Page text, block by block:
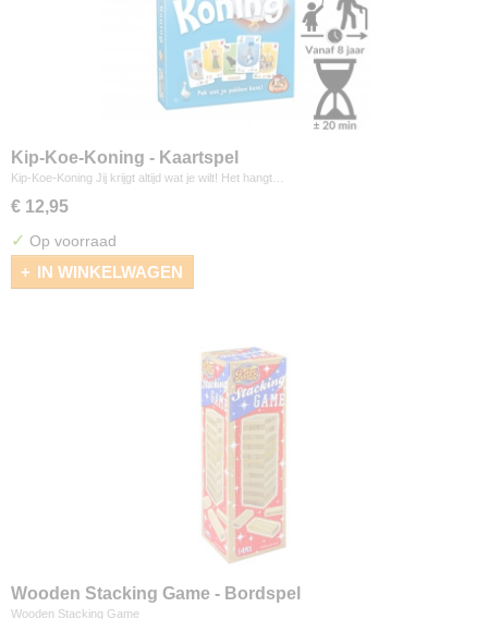
Kip-Koe-Koning - Kaartspel
Kip-Koe-Koning Jij krijgt altijd wat je wilt! Het hangt…
€ 12,95
✓ Op voorraad
IN WINKELWAGEN
Wooden Stacking Game - Bordspel
Wooden Stacking Game